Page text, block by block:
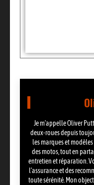
Je m’appelle Oliver
deux-roues depuis
les marques et
des motos, tout en
entretien et réparation.
l’assurance et des
toute sérénité. Mon